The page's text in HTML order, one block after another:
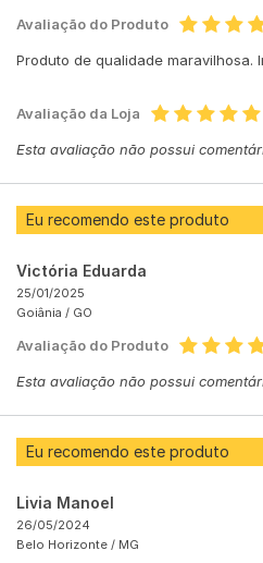
Avaliação do Produto
Produto de qualidade maravilhosa.
Avaliação da Loja
Esta avaliação não possui
Eu recomendo este produto
Victória Eduarda
25/01/2025
Goiânia / GO
Avaliação do Produto
Esta avaliação não possui
Eu recomendo este produto
Livia Manoel
26/05/2024
Belo Horizonte / MG